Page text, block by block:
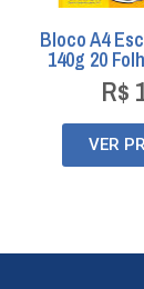
Bloco A4
140g 20
R$
VER